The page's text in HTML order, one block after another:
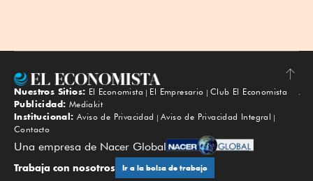
Subir
Nuestros Sitios: El Economista El Empresario
Club El Economista
Publicidad: Mediakit
Institucional: Aviso de Privacidad
Aviso de Privacidad Integral
Contacto
Una empresa de Nacer Global
Trabaja con nosotros Ir a la bolsa de trabajo